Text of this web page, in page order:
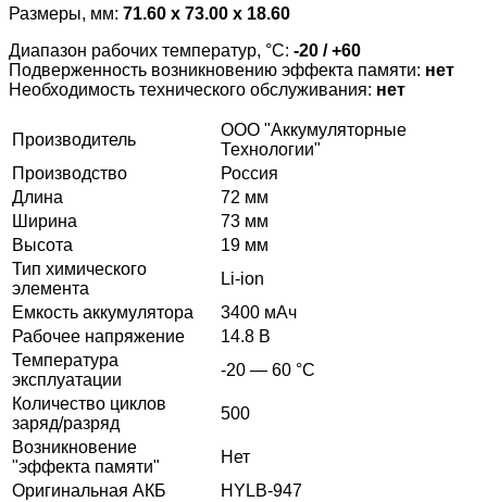
Размеры, мм: 71.60 x 73.00 x 18.60
Диапазон рабочих температур, °С: -20 / +60
Подверженность возникновению эффекта памяти: нет
Необходимость технического обслуживания: нет
Производитель
ООО "Аккумуляторные
Технологии"
Производство
Россия
Длина
72 мм
Ширина
73 мм
Высота
19 мм
Тип химического
элемента
Li-ion
Емкость аккумулятора
3400 мАч
Рабочее напряжение
14.8 В
Температура
эксплуатации
-20 — 60 °C
Количество циклов
заряд/разряд
500
Возникновение
"эффекта памяти"
Нет
Оригинальная АКБ
HYLB-947